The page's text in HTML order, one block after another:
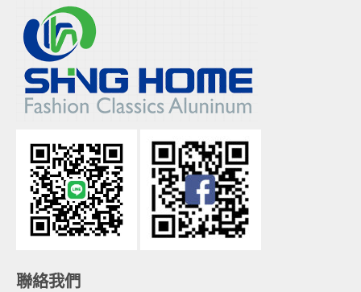
聯絡我們